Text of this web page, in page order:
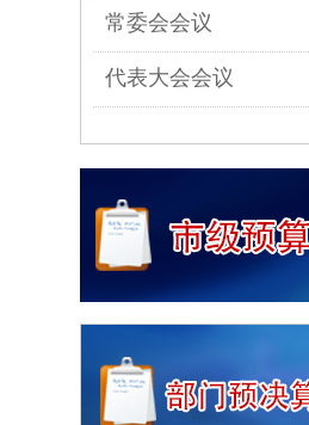
常委会会议
代表大会会议